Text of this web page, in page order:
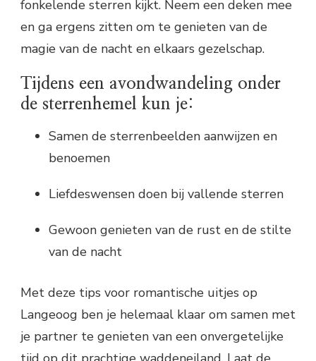
fonkelende sterren kijkt. Neem een deken mee
en ga ergens zitten om te genieten van de
magie van de nacht en elkaars gezelschap.
Tijdens een avondwandeling onder
de sterrenhemel kun je:
Samen de sterrenbeelden aanwijzen en
benoemen
Liefdeswensen doen bij vallende sterren
Gewoon genieten van de rust en de stilte
van de nacht
Met deze tips voor romantische uitjes op
Langeoog ben je helemaal klaar om samen met
je partner te genieten van een onvergetelijke